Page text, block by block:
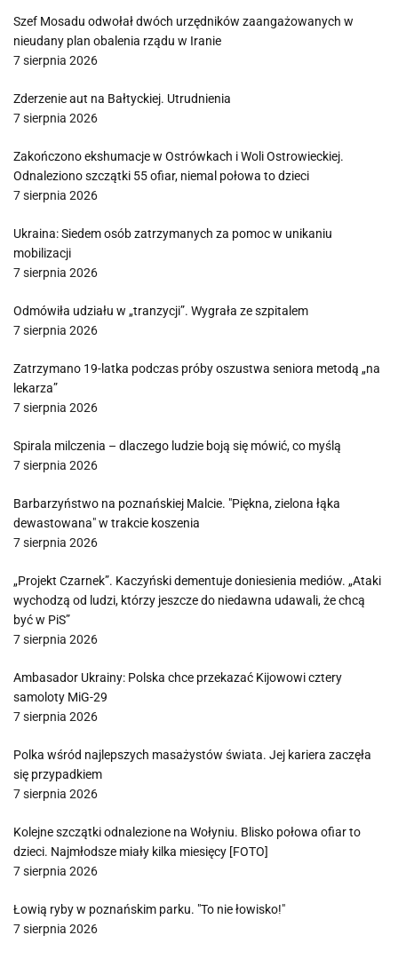
Szef Mosadu odwołał dwóch urzędników zaangażowanych w
nieudany plan obalenia rządu w Iranie
7 sierpnia 2026
Zderzenie aut na Bałtyckiej. Utrudnienia
7 sierpnia 2026
Zakończono ekshumacje w Ostrówkach i Woli Ostrowieckiej.
Odnaleziono szczątki 55 ofiar, niemal połowa to dzieci
7 sierpnia 2026
Ukraina: Siedem osób zatrzymanych za pomoc w unikaniu
mobilizacji
7 sierpnia 2026
Odmówiła udziału w „tranzycji”. Wygrała ze szpitalem
7 sierpnia 2026
Zatrzymano 19-latka podczas próby oszustwa seniora metodą „na
lekarza”
7 sierpnia 2026
Spirala milczenia – dlaczego ludzie boją się mówić, co myślą
7 sierpnia 2026
Barbarzyństwo na poznańskiej Malcie. "Piękna, zielona łąka
dewastowana" w trakcie koszenia
7 sierpnia 2026
„Projekt Czarnek”. Kaczyński dementuje doniesienia mediów. „Ataki
wychodzą od ludzi, którzy jeszcze do niedawna udawali, że chcą
być w PiS”
7 sierpnia 2026
Ambasador Ukrainy: Polska chce przekazać Kijowowi cztery
samoloty MiG-29
7 sierpnia 2026
Polka wśród najlepszych masażystów świata. Jej kariera zaczęła
się przypadkiem
7 sierpnia 2026
Kolejne szczątki odnalezione na Wołyniu. Blisko połowa ofiar to
dzieci. Najmłodsze miały kilka miesięcy [FOTO]
7 sierpnia 2026
Łowią ryby w poznańskim parku. "To nie łowisko!"
7 sierpnia 2026